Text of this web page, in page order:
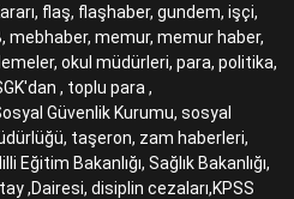
flaş, flaşhaber, gundem, işçi,
mebhaber, memur, memur haber,
okul müdürleri, para, politika,
, toplu para ,
Güvenlik Kurumu, sosyal
taşeron, zam haberleri,
Bakanlığı, Sağlık Bakanlığı,
,Dairesi, disiplin cezaları,KPSS